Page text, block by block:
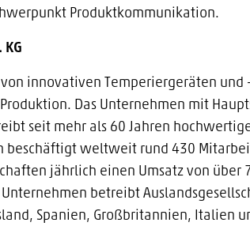
Produktkommunikation.
KG
innovativen Temperiergeräten und
Das Unternehmen mit
seit mehr als 60 Jahren
beschäftigt weltweit rund 430
jährlich einen Umsatz von über
betreibt
Spanien, Großbritannien, Italien